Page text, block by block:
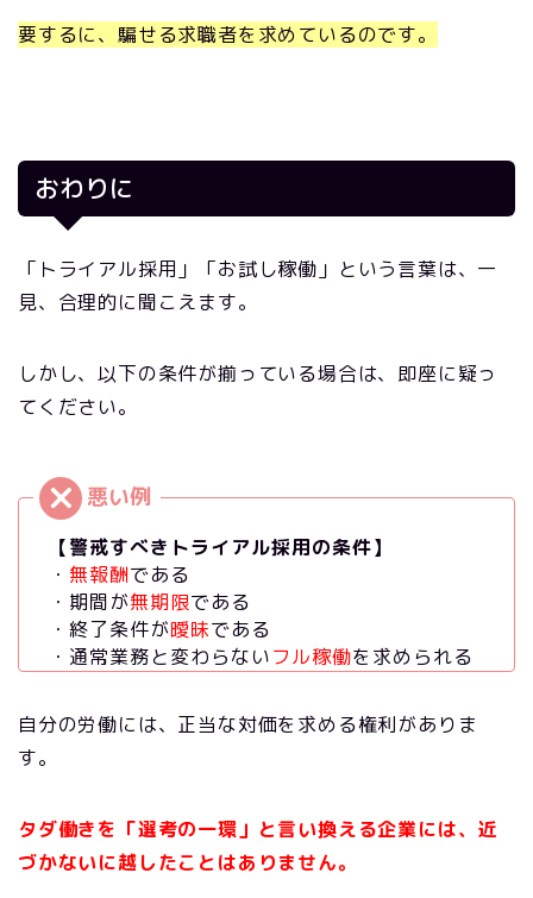
要するに、騙せる求職者を求めているのです。
おわりに
「トライアル採用」「お試し稼働」という言葉は、一
見、合理的に聞こえます。
しかし、以下の条件が揃っている場合は、即座に疑っ
てください。
【警戒すべきトライアル採用の条件】
・ 無報酬である
・期間が無期限である
・終了条件が曖昧である
・通常業務と変わらないフル稼働を求められる
自分の労働には、正当な対価を求める権利がありま
す。
タダ働きを「選考の一環」と言い換える企業には、近
づかないに越したことはありません。